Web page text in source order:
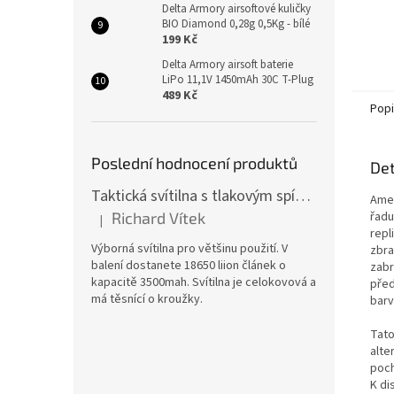
Delta Armory airsoftové kuličky
BIO Diamond 0,28g 0,5Kg - bílé
199 Kč
Delta Armory airsoft baterie
LiPo 11,1V 1450mAh 30C T-Plug
489 Kč
Poslední hodnocení produktů
Taktická svítilna s tlakovým spínačem [TCX]
Hodnocení produktu je 5 z 5 hvězdiček.
| Richard Vítek
Výborná svítilna pro většinu použití. V
balení dostanete 18650 liion článek o
kapacitě 3500mah. Svítilna je celokovová a
má těsnící o kroužky.
K